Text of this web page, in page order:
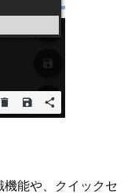
機能や、クイックセ